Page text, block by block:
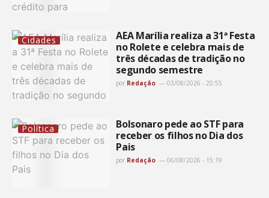
Cidades
AEA Marília realiza a 31ª Festa
no Rolete e celebra mais de
três décadas de tradição no
segundo semestre
por Redação 03/08/2026 - 20:55
Política
Bolsonaro pede ao STF para
receber os filhos no Dia dos
Pais
por Redação 06/08/2026 - 15:19